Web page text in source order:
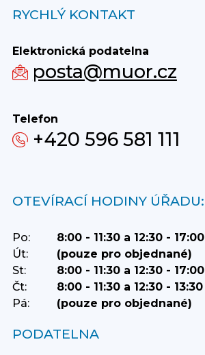
RYCHLÝ KONTAKT
Elektronická podatelna
posta@muor.cz
Telefon
+420 596 581 111
OTEVÍRACÍ HODINY ÚŘADU:
Po:
8:00 - 11:30 a 12:30 - 17:00
Út:
(pouze pro objednané)
St:
8:00 - 11:30 a 12:30 - 17:00
Čt:
8:00 - 11:30 a 12:30 - 13:30
Pá:
(pouze pro objednané)
PODATELNA